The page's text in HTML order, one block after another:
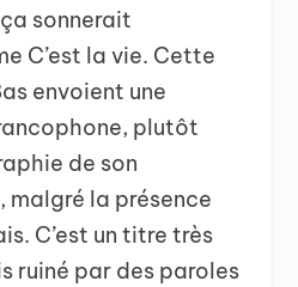
sonnerait
C’est la vie. Cette
envoient une
plutôt
de son
la présence
C’est un titre très
ruiné par des paroles